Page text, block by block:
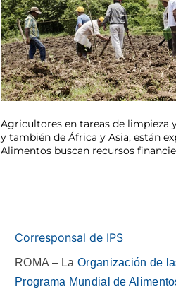
Agricultores en tareas de limpieza
y también de África y Asia, están
Alimentos buscan recursos
Corresponsal de IPS
ROMA – LaOrganización de
Programa Mundial de